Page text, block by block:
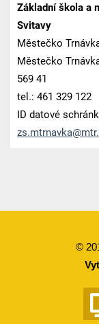
Základní škola a
Svitavy
Městečko
Městečko
569 41
tel.: 461 329 122
ID datové
zs.mtrnavka@mtr.
©